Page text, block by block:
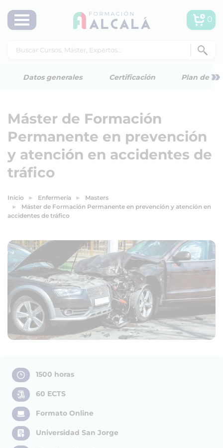
0
Datos generales Certificación Plan de »
Máster de Formación
Permanente en prevención
y atención en accidentes de
tráfico
Inicio Enfermería
Masters
Máster de Formación Permanente en prevención y atención en
accidentes de tráfico
1500 horas
60 ECTS
Formato Online
Universidad San Jorge